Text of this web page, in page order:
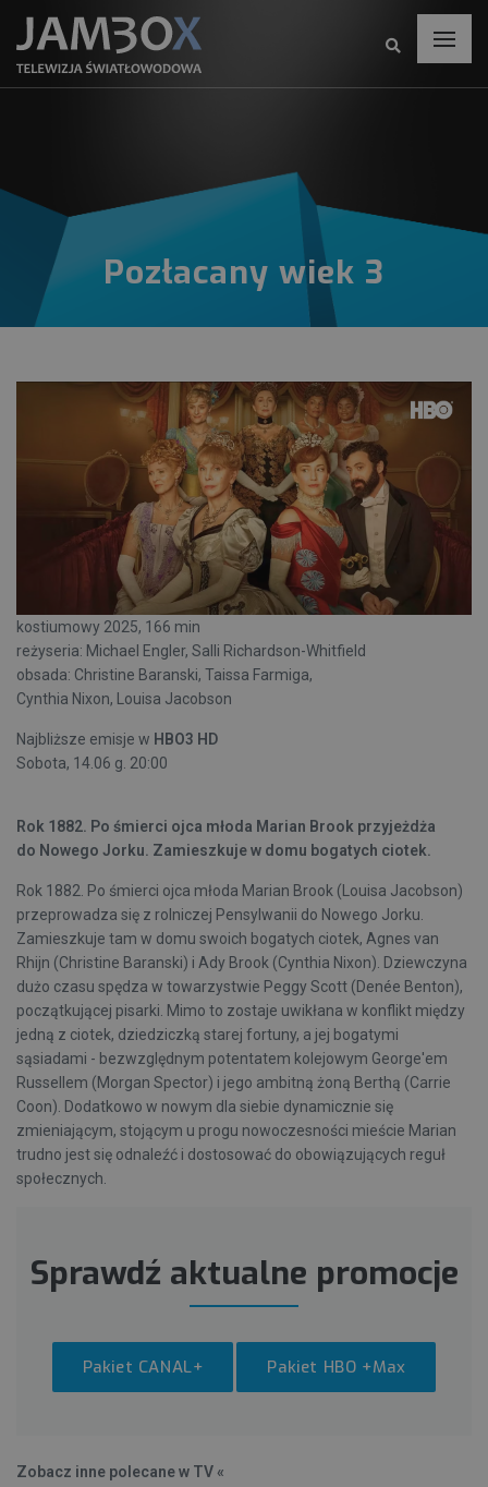
Pozłacany wiek 3
kostiumowy 2025, 166 min
reżyseria: Michael Engler, Salli Richardson-Whitfield
obsada: Christine Baranski, Taissa Farmiga,
Cynthia Nixon, Louisa Jacobson
Najbliższe emisje w HBO3 HD
Sobota, 14.06 g. 20:00
Rok 1882. Po śmierci ojca młoda Marian Brook przyjeżdża
do Nowego Jorku. Zamieszkuje w domu bogatych ciotek.
Rok 1882. Po śmierci ojca młoda Marian Brook (Louisa Jacobson)
przeprowadza się z rolniczej Pensylwanii do Nowego Jorku.
Zamieszkuje tam w domu swoich bogatych ciotek, Agnes van
Rhijn (Christine Baranski) i Ady Brook (Cynthia Nixon). Dziewczyna
dużo czasu spędza w towarzystwie Peggy Scott (Denée Benton),
początkującej pisarki. Mimo to zostaje uwikłana w konflikt między
jedną z ciotek, dziedziczką starej fortuny, a jej bogatymi
sąsiadami - bezwzględnym potentatem kolejowym George'em
Russellem (Morgan Spector) i jego ambitną żoną Berthą (Carrie
Coon). Dodatkowo w nowym dla siebie dynamicznie się
zmieniającym, stojącym u progu nowoczesności mieście Marian
trudno jest się odnaleźć i dostosować do obowiązujących reguł
społecznych.
Sprawdź aktualne promocje
Pakiet CANAL+ Pakiet HBO +Max
Zobacz inne polecane w TV «